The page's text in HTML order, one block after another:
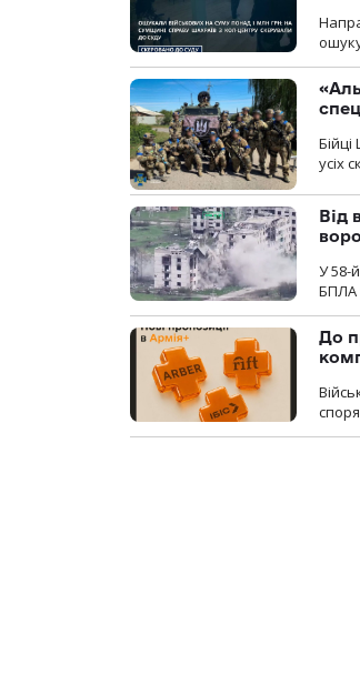
усіх
Від
У 58-
БПЛА
До